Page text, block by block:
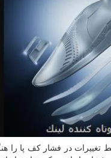
کفش های مذکور نه فقط تغییرات در فشار کف پا